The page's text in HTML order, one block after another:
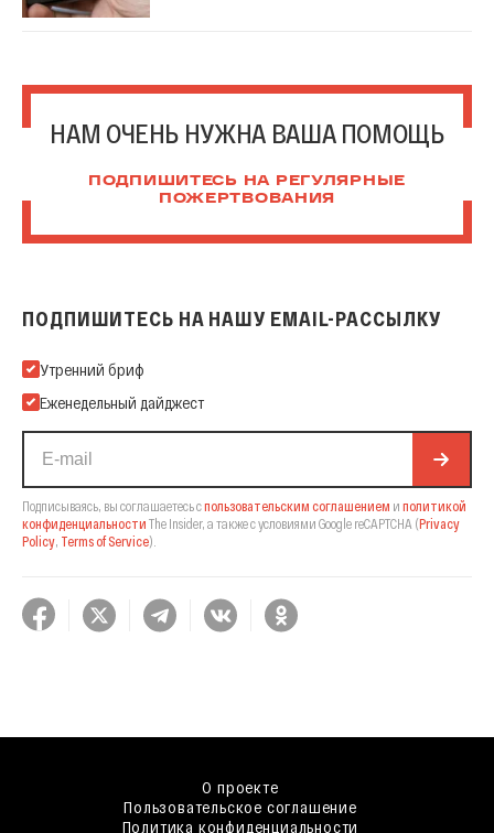
НАМ ОЧЕНЬ НУЖНА ВАША ПОМОЩЬ
ПОДПИШИТЕСЬ НА РЕГУЛЯРНЫЕ
ПОЖЕРТВОВАНИЯ
ПОДПИШИТЕСЬ НА НАШУ EMAIL-РАССЫЛКУ
Подпишитесь на нашу Email-рассылку
Утренний бриф
Еженедельный дайджест
Подписываясь, вы соглашаетесь спользовательским соглашением и политикой
конфиденциальности The Insider, а также с условиями Google reCAPTCHA (Privacy
Policy Terms of Service).
О проекте
Пользовательское соглашение
Политика конфиденциальности